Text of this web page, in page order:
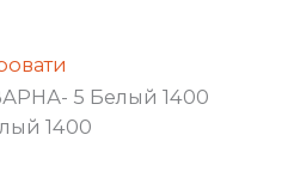
5 Белый 1400
1400